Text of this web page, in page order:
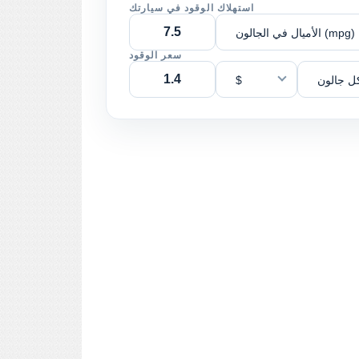
استهلاك الوقود في سيارتك
الأميال في الجالون (mpg)
سعر الوقود
$ جالون